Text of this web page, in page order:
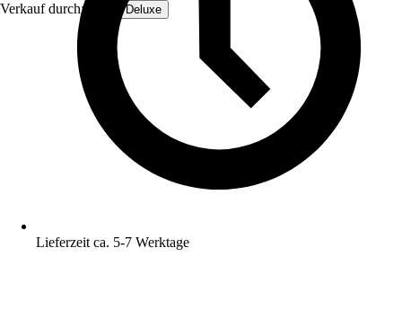
Verkauf durch: Home Deluxe
Lieferzeit ca. 5-7 Werktage